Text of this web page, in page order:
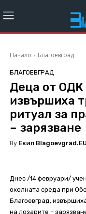
Начало Благоевград
БЛАГОЕВГРАД
Деца от ОДК
извършиха
ритуал за
– зарязване
By Екип Blagoevgrad.EU
Днес /14 февруари/
околната среда при
Благоевград,
на лозарите –